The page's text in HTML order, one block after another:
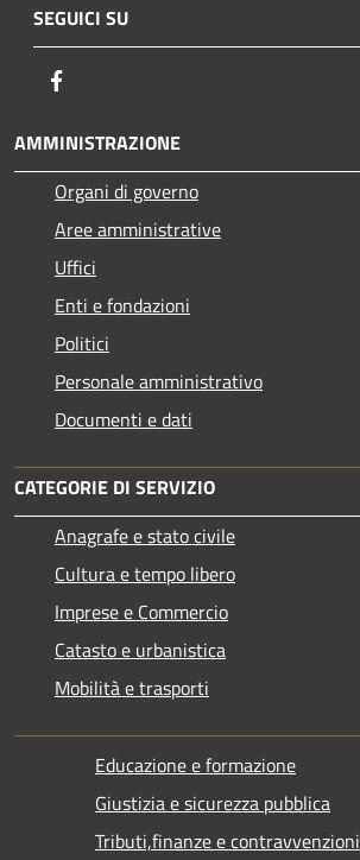
SEGUICI SU
AMMINISTRAZIONE
Organi di governo
Aree amministrative
Uffici
Enti e fondazioni
Politici
Personale amministrativo
Documenti e dati
CATEGORIE DI SERVIZIO
Anagrafe e stato civile
Cultura e tempo libero
Imprese e Commercio
Catasto e urbanistica
Mobilità e trasporti
Educazione e formazione
Giustizia e sicurezza pubblica
Tributi,finanze e contravvenzioni